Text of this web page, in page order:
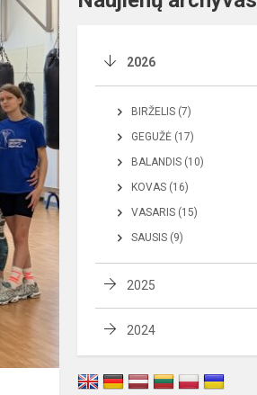
2026
BIRŽELIS (7)
GEGUŽĖ (17)
BALANDIS (10)
KOVAS (16)
VASARIS (15)
SAUSIS (9)
2025
2024